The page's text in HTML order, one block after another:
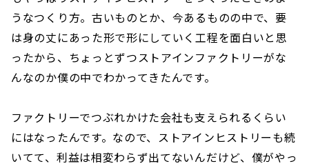
うなつくり方。古いものとか、今あるものの中で、要
は身の丈にあった形で形にしていく工程を面白いと思
ったから、ちょっとずつストアインファクトリーがな
んなのか僕の中でわかってきたんです。
ファクトリーでつぶれかけた会社も支えられるくらい
にはなったんです。なので、ストアインヒストリーも続
いてて、利益は相変わらず出てないんだけど、僕がやっ